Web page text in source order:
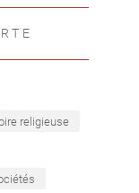
religieuse